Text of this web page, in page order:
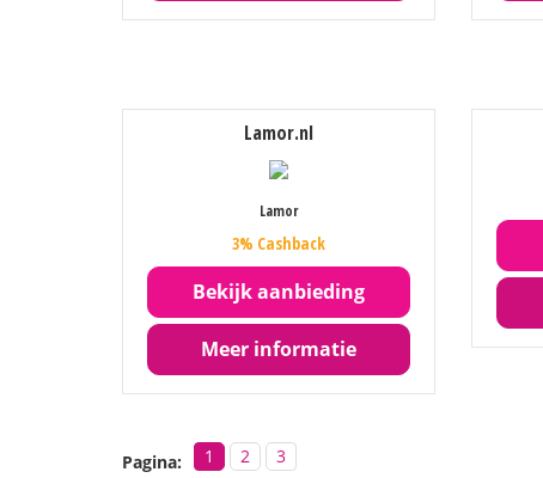
Lamor.nl
Lamor
3% Cashback
Bekijk aanbieding
Meer informatie
Pagina: 1 2 3